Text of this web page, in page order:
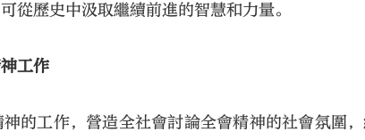
從歷史中汲取繼續前進的智慧和力量。
工作
的工作，營造全社會討論全會精神的社會氛圍